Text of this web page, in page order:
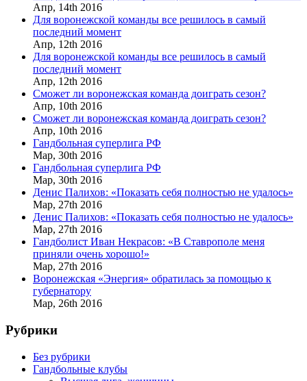
Апр, 14th 2016
Для воронежской команды все решилось в самый
последний момент
Апр, 12th 2016
Для воронежской команды все решилось в самый
последний момент
Апр, 12th 2016
Сможет ли воронежская команда доиграть сезон?
Апр, 10th 2016
Сможет ли воронежская команда доиграть сезон?
Апр, 10th 2016
Гандбольная суперлига РФ
Мар, 30th 2016
Гандбольная суперлига РФ
Мар, 30th 2016
Денис Палихов: «Показать себя полностью не удалось»
Мар, 27th 2016
Денис Палихов: «Показать себя полностью не удалось»
Мар, 27th 2016
Гандболист Иван Некрасов: «В Ставрополе меня
приняли очень хорошо!»
Мар, 27th 2016
Воронежская «Энергия» обратилась за помощью к
губернатору
Мар, 26th 2016
Рубрики
Без рубрики
Гандбольные клубы